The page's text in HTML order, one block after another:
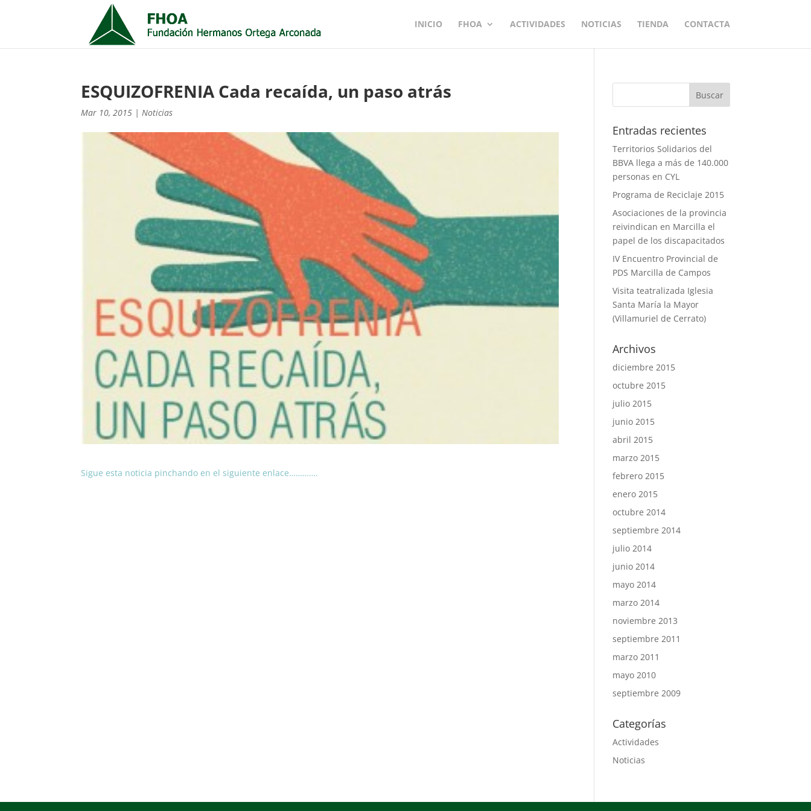
INICIO FHOA ACTIVIDADES NOTICIAS TIENDA CONTACTA
ESQUIZOFRENIA Cada recaída, un paso atrás
Mar 10, 2015 |Noticias
Sigue esta noticia pinchando en el siguiente enlace………….
Entradas recientes
Territorios Solidarios del
BBVA llega a más de 140.000
personas en CYL
Programa de Reciclaje 2015
Asociaciones de la provincia
reivindican en Marcilla el
papel de los discapacitados
IV Encuentro Provincial de
PDS Marcilla de Campos
Visita teatralizada Iglesia
Santa María la Mayor
(Villamuriel de Cerrato)
Archivos
diciembre 2015
octubre 2015
julio 2015
junio 2015
abril 2015
marzo 2015
febrero 2015
enero 2015
octubre 2014
septiembre 2014
julio 2014
junio 2014
mayo 2014
marzo 2014
noviembre 2013
septiembre 2011
marzo 2011
mayo 2010
septiembre 2009
Categorías
Actividades
Noticias